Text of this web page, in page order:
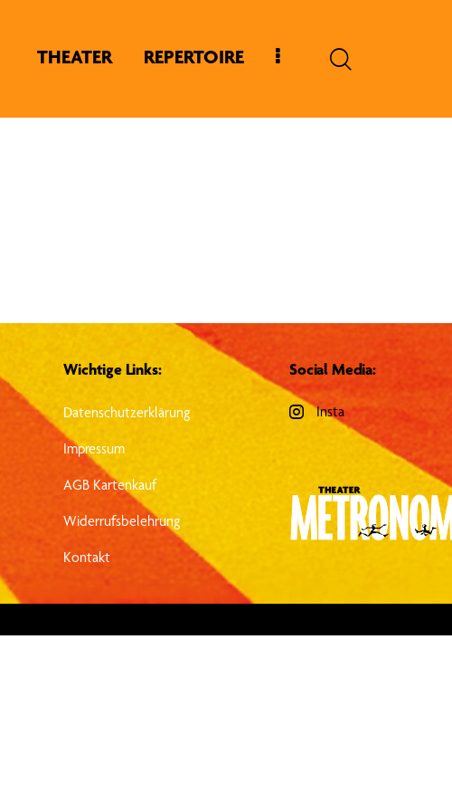
THEATER REPERTOIRE
Wichtige Links:
Datenschutzerklärung
Impressum
AGB Kartenkauf
Widerrufsbelehrung
Kontakt
Social Media:
Insta